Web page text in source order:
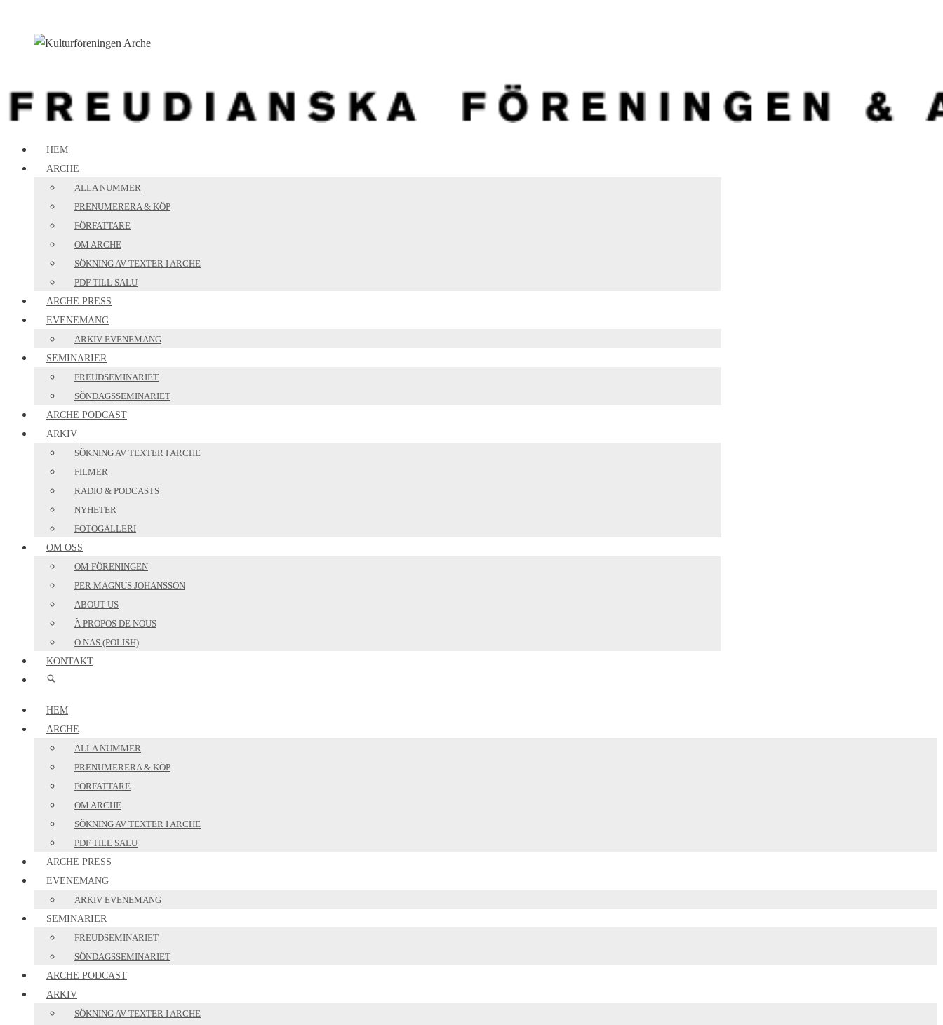
HEM
ARCHE
ALLA NUMMER
PRENUMERERA & KÖP
FÖRFATTARE
OM ARCHE
SÖKNING AV TEXTER I ARCHE
PDF TILL SALU
ARCHE PRESS
EVENEMANG
ARKIV EVENEMANG
SEMINARIER
FREUDSEMINARIET
SÖNDAGSSEMINARIET
ARCHE PODCAST
ARKIV
SÖKNING AV TEXTER I ARCHE
FILMER
RADIO & PODCASTS
NYHETER
FOTOGALLERI
OM OSS
OM FÖRENINGEN
PER MAGNUS JOHANSSON
ABOUT US
À PROPOS DE NOUS
O NAS (POLISH)
KONTAKT
HEM
ARCHE
ALLA NUMMER
PRENUMERERA & KÖP
FÖRFATTARE
OM ARCHE
SÖKNING AV TEXTER I ARCHE
PDF TILL SALU
ARCHE PRESS
EVENEMANG
ARKIV EVENEMANG
SEMINARIER
FREUDSEMINARIET
SÖNDAGSSEMINARIET
ARCHE PODCAST
ARKIV
SÖKNING AV TEXTER I ARCHE